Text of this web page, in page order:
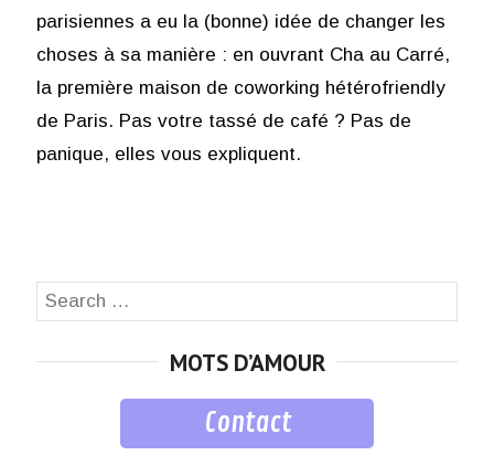
parisiennes a eu la (bonne) idée de changer les
choses à sa manière : en ouvrant Cha au Carré,
la première maison de coworking hétérofriendly
de Paris. Pas votre tassé de café ? Pas de
panique, elles vous expliquent.
Search
MOTS D’AMOUR
Contact